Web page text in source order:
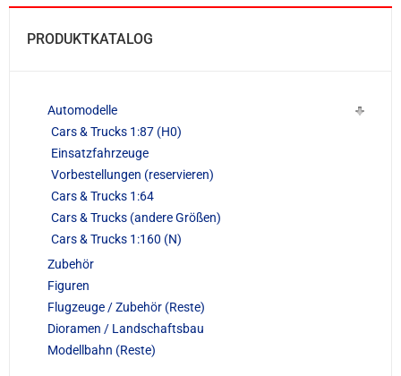
PRODUKTKATALOG
Automodelle
Cars & Trucks 1:87 (H0)
Einsatzfahrzeuge
Vorbestellungen (reservieren)
Cars & Trucks 1:64
Cars & Trucks (andere Größen)
Cars & Trucks 1:160 (N)
Zubehör
Figuren
Flugzeuge / Zubehör (Reste)
Dioramen / Landschaftsbau
Modellbahn (Reste)